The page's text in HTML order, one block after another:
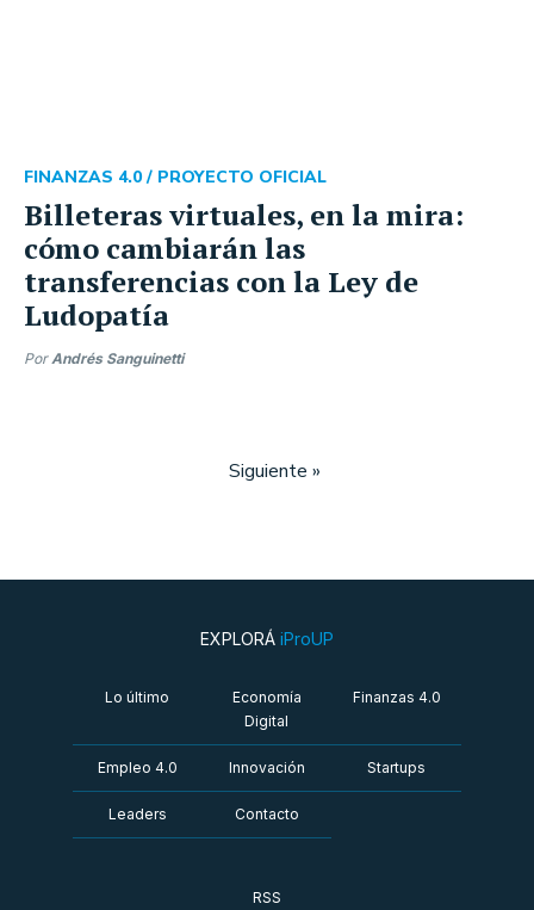
Billeteras virtuales, en la mira:
cómo cambiarán las
transferencias con la Ley de
Ludopatía
FINANZAS 4.0 / PROYECTO OFICIAL
PorAndrés Sanguinetti
Siguiente »
EXPLORÁ iProUP
Lo último
Economía
Digital
Finanzas 4.0
Empleo 4.0 Innovación Startups
Leaders Contacto
RSS